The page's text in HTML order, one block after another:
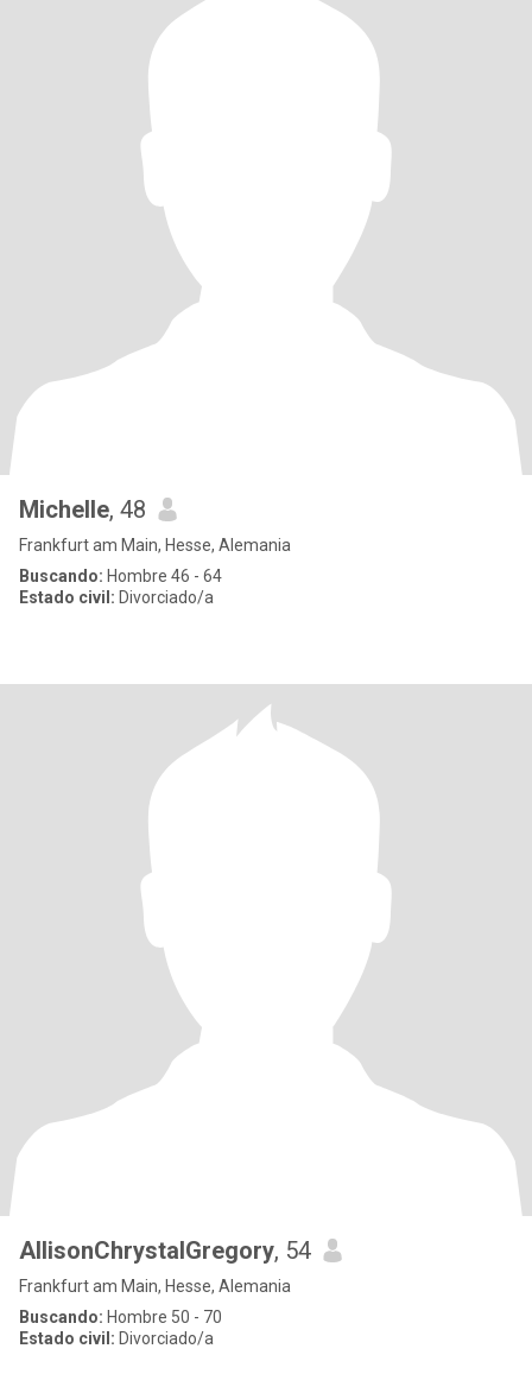
Michelle, 48
Frankfurt am Main, Hesse, Alemania
Buscando: Hombre 46 - 64
Estado civil: Divorciado/a
AllisonChrystalGregory, 54
Frankfurt am Main, Hesse, Alemania
Buscando: Hombre 50 - 70
Estado civil: Divorciado/a